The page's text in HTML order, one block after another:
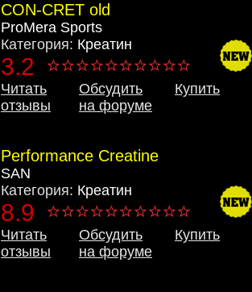
CON-CRET old
ProMera Sports
Категория: Креатин
3.2
Читать
отзывы
Обсудить
на форуме
Купить
Performance Creatine
SAN
Категория: Креатин
8.9
Читать
отзывы
Обсудить
на форуме
Купить